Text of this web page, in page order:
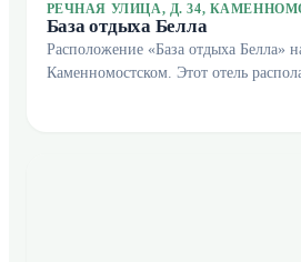
РЕЧНАЯ УЛИЦА, Д. 34,
База отдыха Белла
Расположение «База отдыха Белла»
Каменномостском. Этот отель